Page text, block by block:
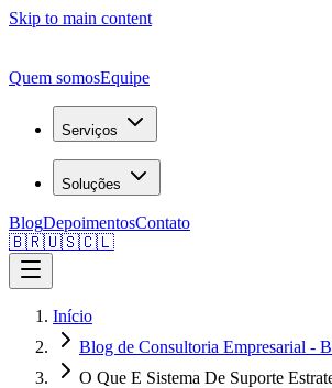
Skip to main content
Quem somosEquipe
Serviços
Soluções
BlogDepoimentosContato
🇧🇷🇺🇸🇨🇱
Início
Blog de Consultoria Empresarial -
O Que E Sistema De Suporte